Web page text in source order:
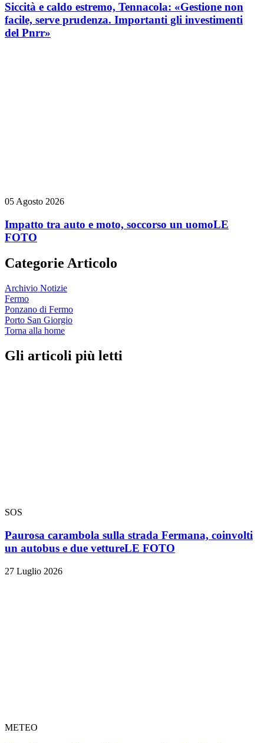
Siccità e caldo estremo, Tennacola: «Gestione non
facile, serve prudenza. Importanti gli investimenti
del Pnrr»
05 Agosto 2026
Impatto tra auto e moto, soccorso un uomoLE
FOTO
Categorie Articolo
Archivio Notizie
Fermo
Ponzano di Fermo
Porto San Giorgio
Torna alla home
Gli articoli più letti
SOS
Paurosa carambola sulla strada Fermana, coinvolti
un autobus e due vettureLE FOTO
27 Luglio 2026
METEO